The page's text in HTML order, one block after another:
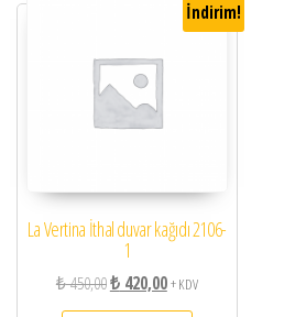
İndirim!
La Vertina İthal duvar kağıdı 2106-
1
₺450,00Orijinal fiyat: ₺ 450,00.
₺420,00Şu andaki fiyat: ₺ 420,00.
+ KDV